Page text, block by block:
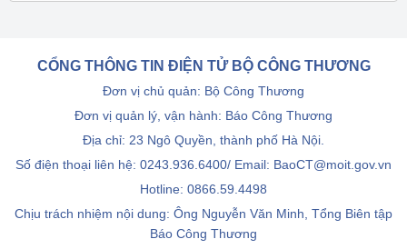
CỔNG THÔNG TIN ĐIỆN TỬ BỘ CÔNG THƯƠNG
Đơn vị chủ quản: Bộ Công Thương
Đơn vị quản lý, vận hành: Báo Công Thương
Địa chỉ: 23 Ngô Quyền, thành phố Hà Nội.
Số điện thoại liên hệ: 0243.936.6400/ Email: BaoCT@moit.gov.vn
Hotline: 0866.59.4498
Chịu trách nhiệm nội dung: Ông Nguyễn Văn Minh, Tổng Biên tập
Báo Công Thương